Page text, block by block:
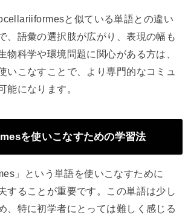
と似ている単語との違い
、語彙の選択肢が広がり、表現の幅も
物科学や環境問題に関心がある方は、
いこなすことで、より専門的なコミュ
能になります。
を使いこなすための学習法
」という単語を使いこなすために
することが重要です。この単語は少し
、特に初学者にとっては難しく感じる